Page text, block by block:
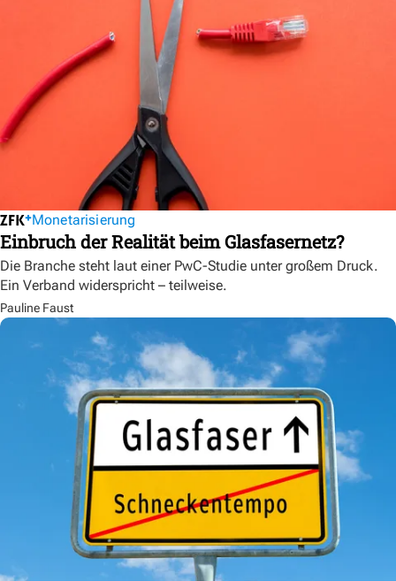
Monetarisierung
Einbruch der Realität beim Glasfasernetz?
Die Branche steht laut einer PwC-Studie unter großem Druck.
Ein Verband widerspricht – teilweise.
Pauline Faust